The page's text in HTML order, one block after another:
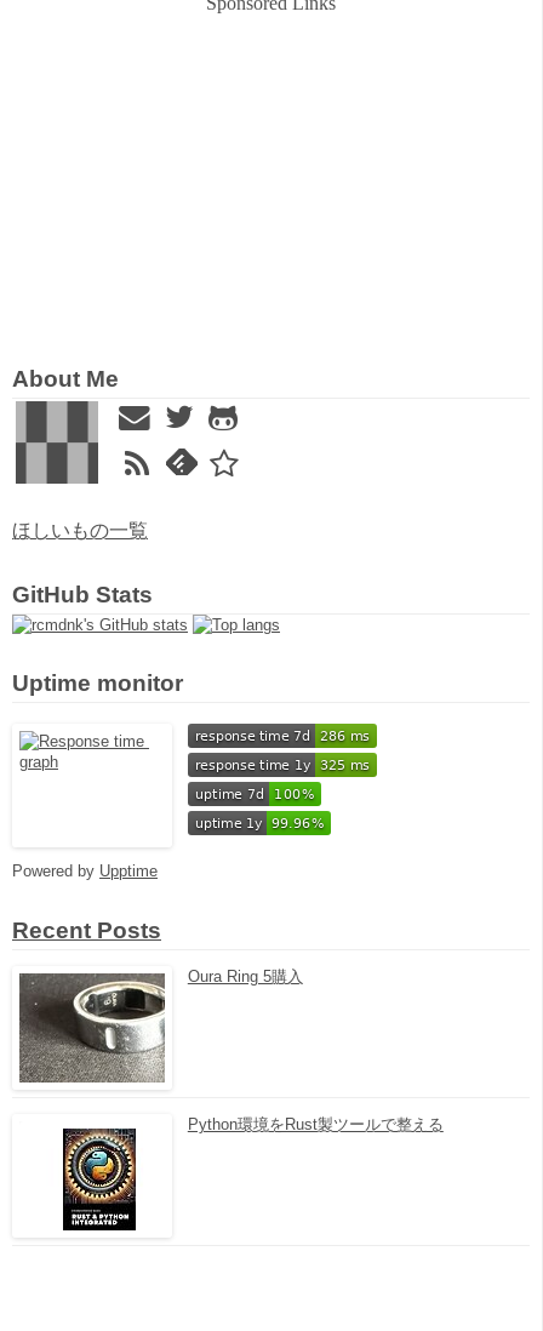
About Me
ほしいもの一覧
GitHub Stats
Uptime monitor
Powered by Upptime
Recent Posts
Oura Ring 5購入
Python環境をRust製ツールで整える